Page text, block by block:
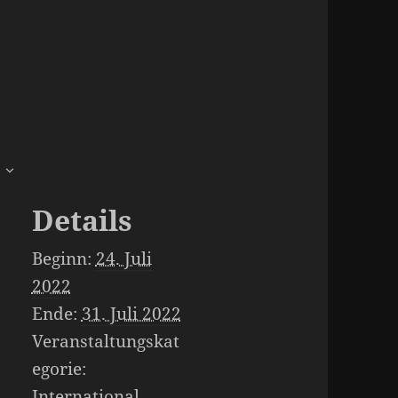
Details
Beginn: 24. Juli
2022
Ende: 31. Juli 2022
Veranstaltungskat
egorie: